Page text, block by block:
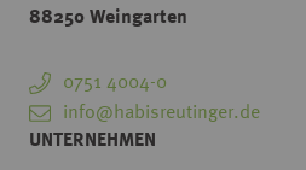
88250 Weingarten
0751 4004-0
info@habisreutinger.de
UNTERNEHMEN